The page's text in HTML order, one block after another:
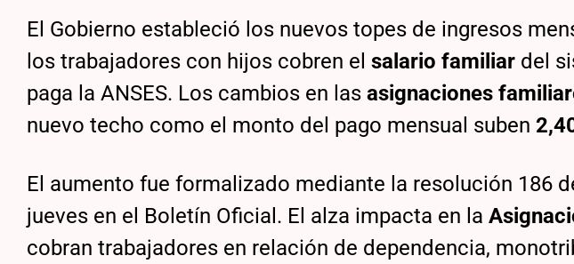
El Gobierno estableció los nuevos topes de ingresos
los trabajadores con hijos cobren elsalario familiar del
paga la ANSES. Los cambios en lasasignaciones
nuevo techo como el monto del pago mensual suben
El aumento fue formalizado mediante la resolución 186
jueves en el Boletín Oficial. El alza impacta en la
cobran trabajadores en relación de dependencia,